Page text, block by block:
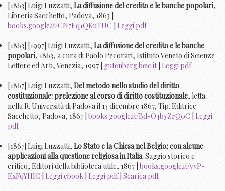
[1863] Luigi Luzzatti, La diffusione del credito e le banche popolari,
Libreria Sacchetto, Padova, 1863 |
books.google.it/CN7Eq1QKuTUC Leggi pdf
[1863] [1997] Luigi Luzzatti, La diffusione del credito e le banche
popolari, 1863, a cura di Paolo Pecorari, Istituto Veneto di Scienze
Lettere ed Arti, Venezia, 1997 | gutenberg.beic.it| Leggi pdf
[1867] Luigi Luzzatti, Del metodo nello studio del diritto
costituzionale: prelezione al corso di diritto costituzionale, letta
nella R. Università di Padova il 13 dicembre 1867, Tip. Editrice
Sacchetto, Padova, 1867 |books.google.it/Bd-O4byZrQ0C Leggi
pdf
[1867] Luigi Luzzatti, Lo Stato e la Chiesa nel Belgio; con alcune
applicazioni alla questione religiosa in Italia. Saggio storico e
critico, Editori della biblioteca utile, 1867 | books.google.it/vyP-
ExFqYHIC Leggi ebook Leggi pdf| Scarica pdf